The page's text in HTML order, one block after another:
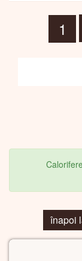
înapoi